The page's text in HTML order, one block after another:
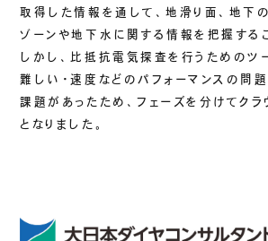
取得した情報を通して、地滑り面、地下
ゾーンや地下水に関する情報を把握する
しかし、比抵抗電気探査を行うためのツ
難しい・速度などのパフォーマンスの問
課題があったため、フェーズを分けてクラ
となりました。